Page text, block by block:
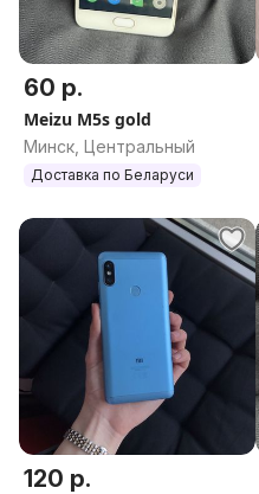
60 р.
Meizu M5s gold
Минск, Центральный
Доставка по Беларуси
120 р.